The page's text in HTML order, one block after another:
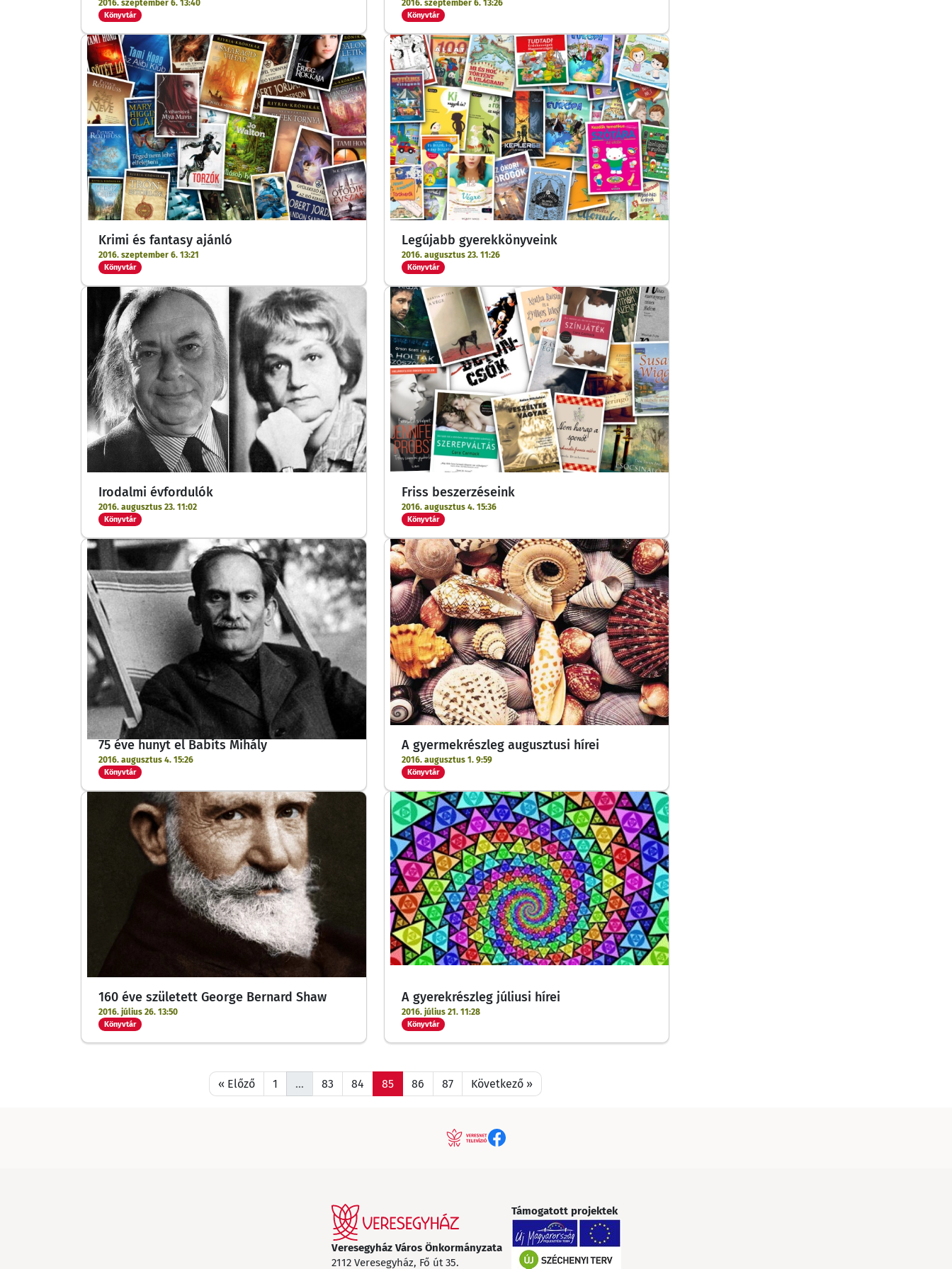
2016. szeptember 6. 13:40
Könyvtár
2016. szeptember 6. 13:26
Könyvtár
Krimi és fantasy ajánló
2016. szeptember 6. 13:21
Könyvtár
Legújabb gyerekkönyveink
2016. augusztus 23. 11:26
Könyvtár
Irodalmi évfordulók
2016. augusztus 23. 11:02
Könyvtár
Friss beszerzéseink
2016. augusztus 4. 15:36
Könyvtár
75 éve hunyt el Babits Mihály
2016. augusztus 4. 15:26
Könyvtár
A gyermekrészleg augusztusi hírei
2016. augusztus 1. 9:59
Könyvtár
160 éve született George Bernard Shaw
2016. július 26. 13:50
Könyvtár
A gyerekrészleg júliusi hírei
2016. július 21. 11:28
Könyvtár
« Előző 1 … 83 84 85 86 87 Következő »
Veresegyház Város Önkormányzata
2112 Veresegyház, Fő út 35.
Támogatott projektek